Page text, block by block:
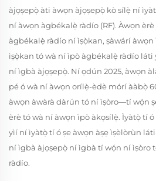
àjọṣepọ̀ àti àwọn àjọṣepọ̀ kò sílẹ̀ ní
ní àwọn àgbékalẹ̀ ràdío (RF). Àwọn
àgbékalẹ̀ ràdío ní ìṣọ̀kan, ṣàwárí àwọn
ìṣọ̀kan tó wà ní ìpò àgbékalẹ̀ ràdío láti
ní ìgbà àjọṣepọ̀. Ní ọdún 2025, àwọn
pé ó wà ní àwọn orílẹ̀-èdè mórí ààbọ̀
àwọn àwàrà dàrún tó ní ìṣòro—tí wọ́n
èrè tó wà ní àwọn ìpò àkọsílẹ̀. Ìyàtọ̀ tí
yìí ní ìyàtọ̀ tí ó ṣe àwọn àṣẹ ìṣèlòrùn
ní ìgbà àjọṣepọ̀ ní ìgbà tí wọ́n ní ìṣòro
ràdío.